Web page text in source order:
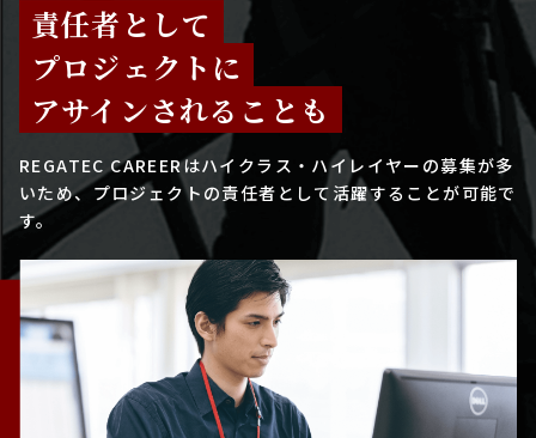
責任者として
プロジェクトに
アサインされることも
REGATEC CAREERはハイクラス・ハイレイヤーの募集が多
いため、プロジェクトの責任者として活躍することが可能で
す。